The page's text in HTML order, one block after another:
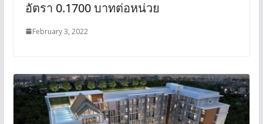
อัตรา 0.1700 บาทต่อหน่วย
February 3, 2022